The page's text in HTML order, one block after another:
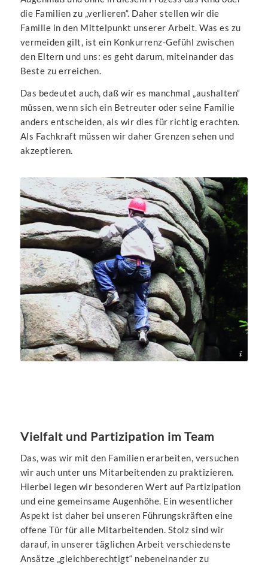
die Familien zu „verlieren“. Daher stellen wir die
Familie in den Mittelpunkt unserer Arbeit. Was es zu
vermeiden gilt, ist ein Konkurrenz-Gefühl zwischen
den Eltern und uns: es geht darum, miteinander das
Beste zu erreichen.
Das bedeutet auch, daß wir es manchmal „aushalten“
müssen, wenn sich ein Betreuter oder seine Familie
anders entscheiden, als wir dies für richtig erachten.
Als Fachkraft müssen wir daher Grenzen sehen und
akzeptieren.
GTi gGmbH
Vielfalt und Partizipation im Team
Das, was wir mit den Familien erarbeiten, versuchen
wir auch unter uns Mitarbeitenden zu praktizieren.
Hierbei legen wir besonderen Wert auf Partizipation
und eine gemeinsame Augenhöhe. Ein wesentlicher
Aspekt ist daher bei unseren Führungskräften eine
offene Tür für alle Mitarbeitenden. Stolz sind wir
darauf, in unserer täglichen Arbeit verschiedenste
Ansätze „gleichberechtigt“ nebeneinander zu